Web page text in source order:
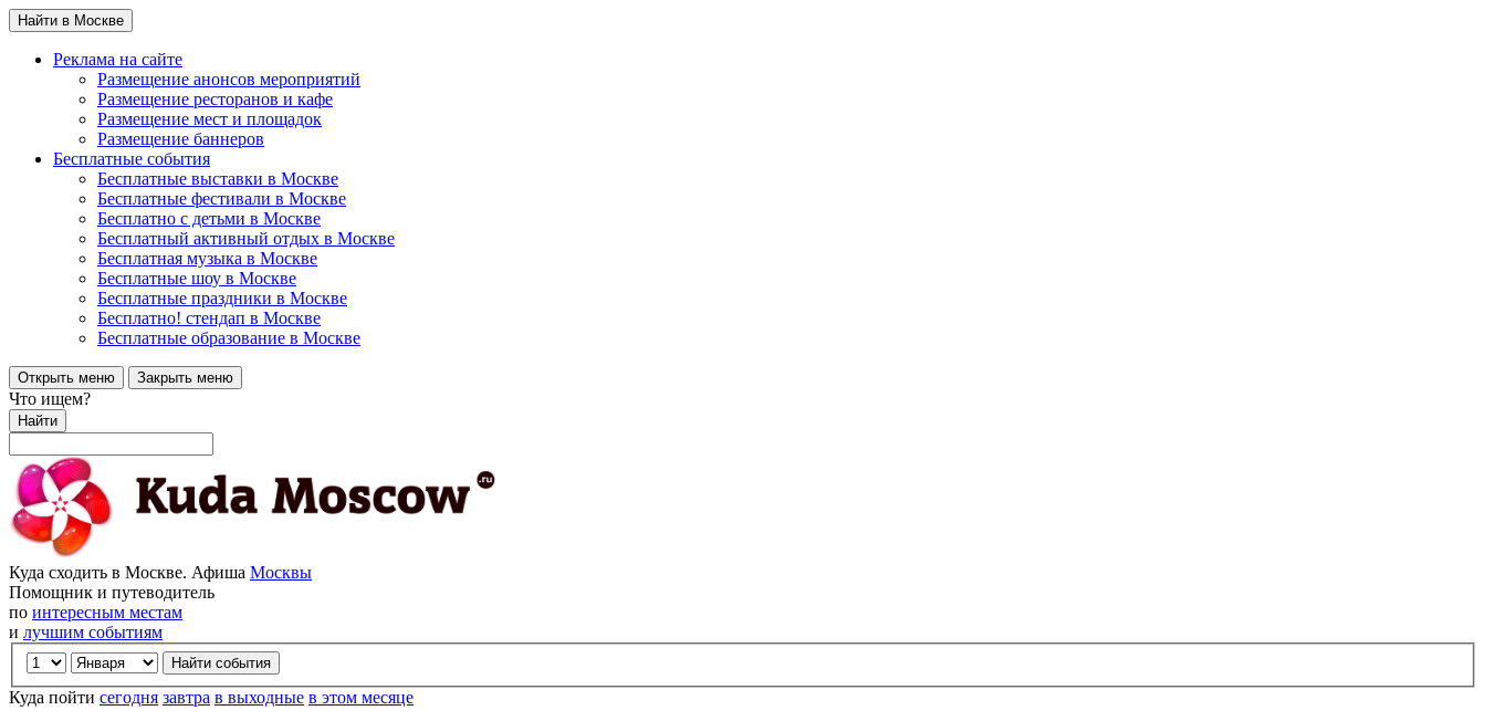
Найти в Москве
Реклама на сайте
Размещение анонсов мероприятий
Размещение ресторанов и кафе
Размещение мест и площадок
Размещение баннеров
Бесплатные события
Бесплатные выставки в Москве
Бесплатные фестивали в Москве
Бесплатно с детьми в Москве
Бесплатный активный отдых в Москве
Бесплатная музыка в Москве
Бесплатные шоу в Москве
Бесплатные праздники в Москве
Бесплатно! стендап в Москве
Бесплатные образование в Москве
Открыть меню Закрыть меню
Что ищем?
Найти
Куда сходить в Москве. Афиша Москвы
Помощник и путеводитель
по интересным местам
и лучшим событиям
Куда пойти сегодня завтра в выходные в этом месяце